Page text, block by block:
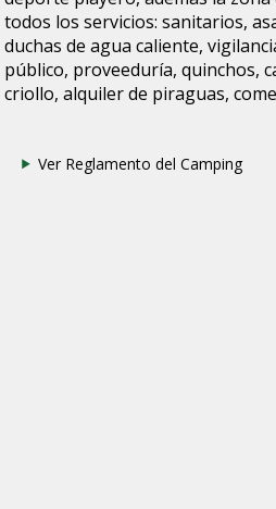
todos los servicios: sanitarios,
duchas de agua caliente,
público, proveeduría, quinchos,
criollo, alquiler de piraguas,
Ver Reglamento del Camping